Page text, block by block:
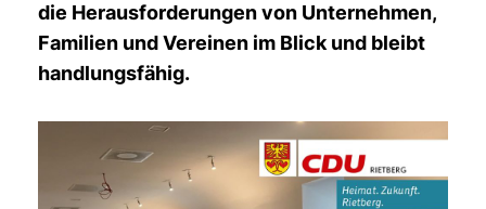
die Herausforderungen von Unternehmen,
Familien und Vereinen im Blick und bleibt
handlungsfähig.